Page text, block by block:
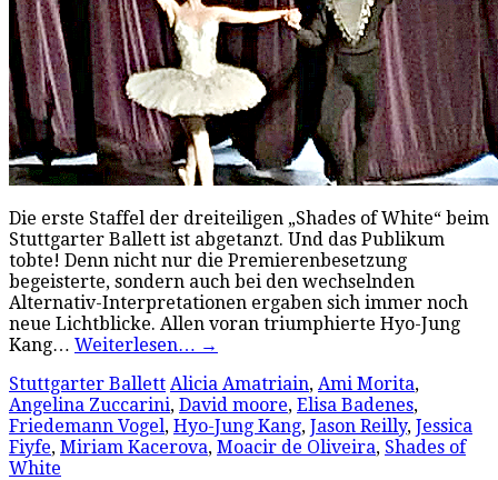
Die erste Staffel der dreiteiligen „Shades of White“ beim
Stuttgarter Ballett ist abgetanzt. Und das Publikum
tobte! Denn nicht nur die Premierenbesetzung
begeisterte, sondern auch bei den wechselnden
Alternativ-Interpretationen ergaben sich immer noch
neue Lichtblicke. Allen voran triumphierte Hyo-Jung
Kang… Weiterlesen… →
Stuttgarter Ballett Alicia Amatriain, Ami Morita,
Angelina Zuccarini, David moore, Elisa Badenes,
Friedemann Vogel, Hyo-Jung Kang, Jason Reilly, Jessica
Fiyfe, Miriam Kacerova, Moacir de Oliveira, Shades of
White